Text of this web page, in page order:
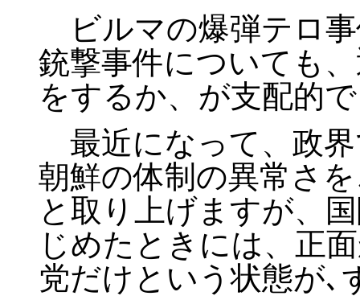
ビルマの爆弾テロ
銃撃事件についても
をするか、が支配的
最近になって、政
朝鮮の体制の異常さ
と取り上げますが、
じめたときには、正
党だけという状態が､